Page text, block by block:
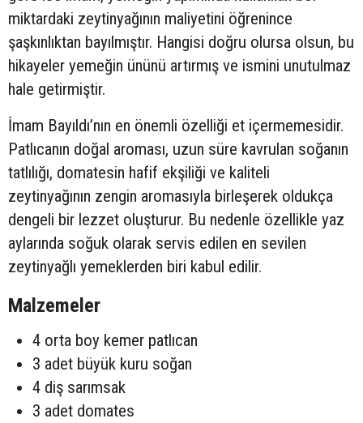
miktardaki zeytinyağının maliyetini öğrenince
şaşkınlıktan bayılmıştır. Hangisi doğru olursa olsun, bu
hikayeler yemeğin ününü artırmış ve ismini unutulmaz
hale getirmiştir.
İmam Bayıldı’nın en önemli özelliği et içermemesidir.
Patlıcanın doğal aroması, uzun süre kavrulan soğanın
tatlılığı, domatesin hafif ekşiliği ve kaliteli
zeytinyağının zengin aromasıyla birleşerek oldukça
dengeli bir lezzet oluşturur. Bu nedenle özellikle yaz
aylarında soğuk olarak servis edilen en sevilen
zeytinyağlı yemeklerden biri kabul edilir.
Malzemeler
4 orta boy kemer patlıcan
3 adet büyük kuru soğan
4 diş sarımsak
3 adet domates